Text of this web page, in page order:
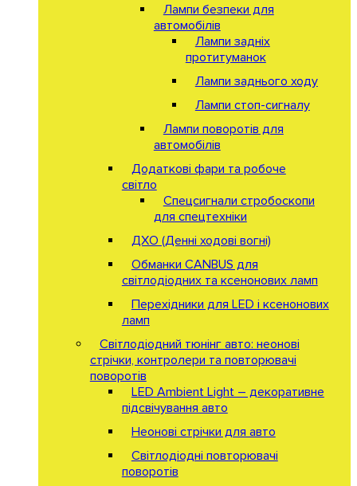
Лампи безпеки для
автомобілів
Лампи задніх
протитуманок
Лампи заднього ходу
Лампи стоп-сигналу
Лампи поворотів для
автомобілів
Додаткові фари та робоче
світло
Спецсигнали стробоскопи
для спецтехніки
ДХО (Денні ходові вогні)
Обманки CANBUS для
світлодіодних та ксенонових ламп
Перехідники для LED і ксенонових
ламп
Світлодіодний тюнінг авто: неонові
стрічки, контролери та повторювачі
поворотів
LED Ambient Light – декоративне
підсвічування авто
Неонові стрічки для авто
Світлодіодні повторювачі
поворотів